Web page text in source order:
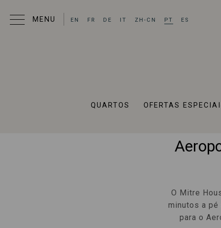
EN FR DE IT ZH-CN PT ES
QUARTOS OFERTAS
O Mitre
minutos a pé
para o